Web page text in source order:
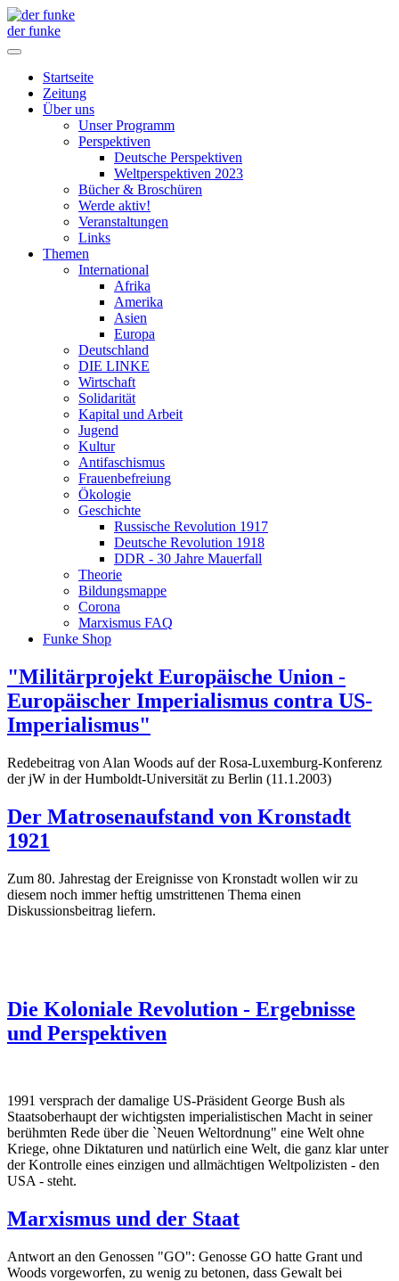
der funke
Startseite
Zeitung
Über uns
Unser Programm
Perspektiven
Deutsche Perspektiven
Weltperspektiven 2023
Bücher & Broschüren
Werde aktiv!
Veranstaltungen
Links
Themen
International
Afrika
Amerika
Asien
Europa
Deutschland
DIE LINKE
Wirtschaft
Solidarität
Kapital und Arbeit
Jugend
Kultur
Antifaschismus
Frauenbefreiung
Ökologie
Geschichte
Russische Revolution 1917
Deutsche Revolution 1918
DDR - 30 Jahre Mauerfall
Theorie
Bildungsmappe
Corona
Marxismus FAQ
Funke Shop
"Militärprojekt Europäische Union -
Europäischer Imperialismus contra US-
Imperialismus"
Redebeitrag von Alan Woods auf der Rosa-Luxemburg-Konferenz
der jW in der Humboldt-Universität zu Berlin (11.1.2003)
Der Matrosenaufstand von Kronstadt
1921
Zum 80. Jahrestag der Ereignisse von Kronstadt wollen wir zu
diesem noch immer heftig umstrittenen Thema einen
Diskussionsbeitrag liefern.
Die Koloniale Revolution - Ergebnisse
und Perspektiven
1991 versprach der damalige US-Präsident George Bush als
Staatsoberhaupt der wichtigsten imperialistischen Macht in seiner
berühmten Rede über die `Neuen Weltordnung" eine Welt ohne
Kriege, ohne Diktaturen und natürlich eine Welt, die ganz klar unter
der Kontrolle eines einzigen und allmächtigen Weltpolizisten - den
USA - steht.
Marxismus und der Staat
Antwort an den Genossen "GO": Genosse GO hatte Grant und
Woods vorgeworfen, zu wenig zu betonen, dass Gewalt bei